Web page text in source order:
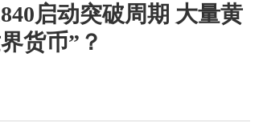
启动突破周期 大量黄
货币”？